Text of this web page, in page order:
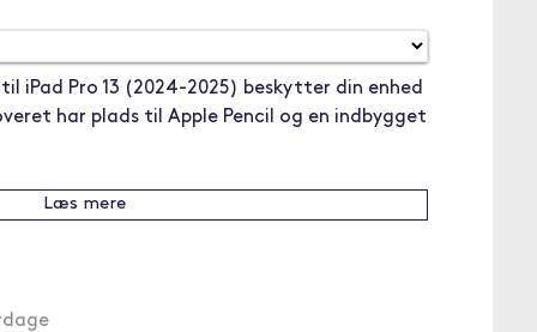
iPad Pro 13 (2024-2025) beskytter din enhed
har plads til Apple Pencil og en indbygget
Læs mere